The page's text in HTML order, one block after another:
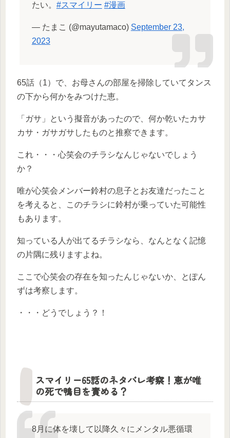
たい。 #スマイリー #漫画
— たまこ (@mayutamaco) September 23,
2023
65話（1）で、お母さんの部屋を掃除していてタンス
の下から何かをみつけた恵。
「ガサ」という擬音があったので、何か乾いたカサ
カサ・ガサガサしたものと推察できます。
これ・・・心笑会のチラシなんじゃないでしょう
か？
唯が心笑会メンバー鈴村の息子とお友達だったこと
を考えると、このチラシに鈴村が乗っていた可能性
もあります。
知っている人が出てるチラシなら、なんとなく記憶
の片隅に残りますよね。
ここで心笑会の存在を知ったんじゃないか、とぽん
ずは考察します。
・・・どうでしょう？！
スマイリー65話のネタバレ考察！恵が唯
の死で鴨目を責める？
8月に体を壊して以降久々にメンタル悪循環